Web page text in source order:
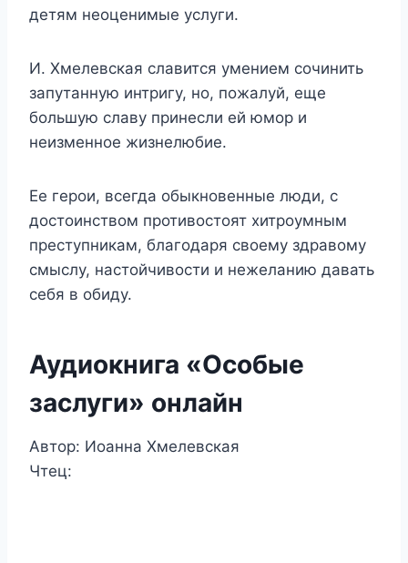
детям неоценимые услуги.
И. Хмелевская славится умением сочинить
запутанную интригу, но, пожалуй, еще
большую славу принесли ей юмор и
неизменное жизнелюбие.
Ее герои, всегда обыкновенные люди, с
достоинством противостоят хитроумным
преступникам, благодаря своему здравому
смыслу, настойчивости и нежеланию давать
себя в обиду.
Аудиокнига «Особые
заслуги» онлайн
Автор: Иоанна Хмелевская
Чтец: